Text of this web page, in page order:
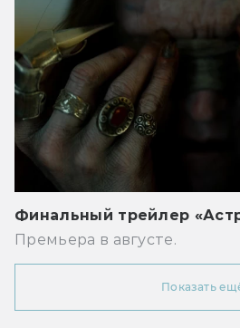
Финальный трейлер
Премьера в августе.
Показать